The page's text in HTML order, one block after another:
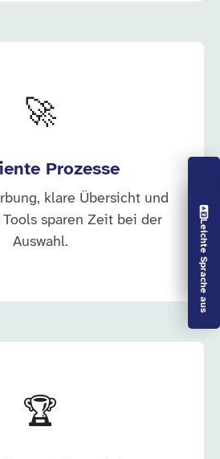
Vorlesen aus
Leichte Sprache aus
🚀
Prozesse
klare Übersicht und
sparen Zeit bei der
Auswahl.
🏆